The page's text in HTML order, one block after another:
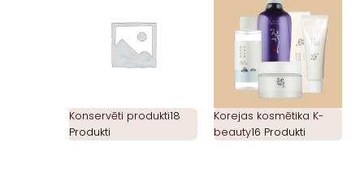
Konservēti produkti18
Produkti
Korejas kosmētika K-
beauty16 Produkti